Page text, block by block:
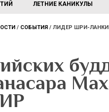
ЛЕТНИЕ КАНИКУЛЫ
СОБЫТИЯ ЛИДЕР ШРИ-